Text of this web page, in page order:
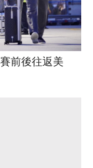
前後往返美